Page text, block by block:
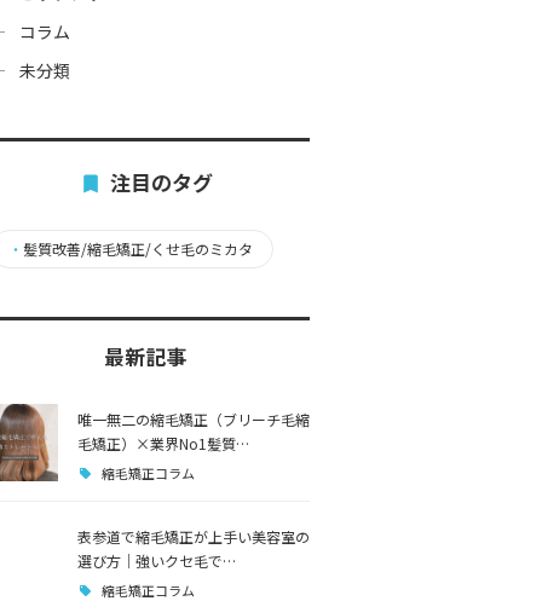
コラム
未分類
注目のタグ
・ 髪質改善/縮毛矯正/くせ毛のミカタ
最新記事
唯一無二の縮毛矯正（ブリーチ毛縮
毛矯正）×業界No1髪質…
縮毛矯正コラム
表参道で縮毛矯正が上手い美容室の
選び方｜強いクセ毛で…
縮毛矯正コラム